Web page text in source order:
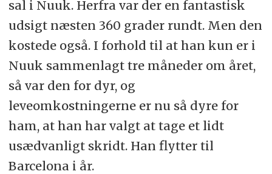
sal i Nuuk. Herfra var der en fantastisk
udsigt næsten 360 grader rundt. Men den
kostede også. I forhold til at han kun er i
Nuuk sammenlagt tre måneder om året,
så var den for dyr, og
leveomkostningerne er nu så dyre for
ham, at han har valgt at tage et lidt
usædvanligt skridt. Han flytter til
Barcelona i år.